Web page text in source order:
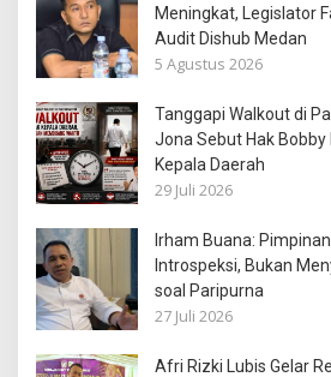
Meningkat, Legislator
Audit Dishub Medan
5 Agustus 2026
Tanggapi Walkout di
Jona Sebut Hak
Kepala Daerah
29 Juli 2026
Irham Buana:
Introspeksi, Bukan
soal Paripurna
27 Juli 2026
Afri Rizki Lubis Gelar